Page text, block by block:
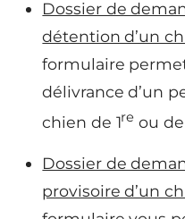
Dossier de
détention d’un
formulaire
délivrance d’un
chien de 1re ou
Dossier de
provisoire d’un